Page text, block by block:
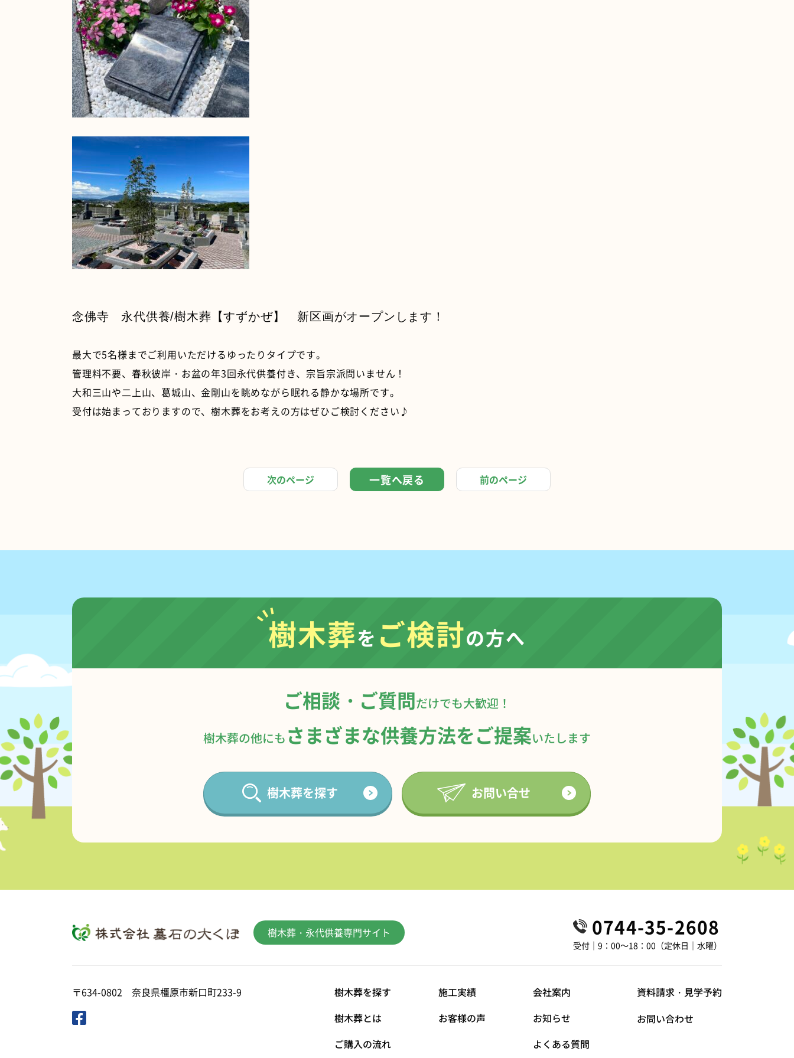
念佛寺 永代供養/樹木葬【すずかぜ】 新区画がオープンします！
最大で5名様までご利用いただけるゆったりタイプです。
管理料不要、春秋彼岸・お盆の年3回永代供養付き、宗旨宗派問いません！
大和三山や二上山、葛城山、金剛山を眺めながら眠れる静かな場所です。
受付は始まっておりますので、樹木葬をお考えの方はぜひご検討ください♪
次のページ 一覧へ戻る 前のページ
樹木葬を ご検討の方へ
ご相談・ご質問だけでも大歓迎！
樹木葬の他にも さまざまな供養方法をご提案いたします
樹木葬を探す お問い合せ
樹木葬・永代供養専門サイト 0744-35-2608
受付｜9：00～18：00（定休日｜水曜）
〒634-0802 奈良県橿原市新口町233-9
樹木葬を探す
樹木葬とは
ご購入の流れ
施工実績
お客様の声
会社案内
お知らせ
よくある質問
資料請求・見学予約
お問い合わせ